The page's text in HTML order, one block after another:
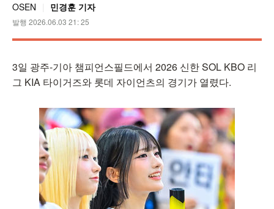
OSEN 민경훈 기자
발행 2026.06.03 21: 25
3일 광주-기아 챔피언스필드에서 2026 신한 SOL KBO 리
그 KIA 타이거즈와 롯데 자이언츠의 경기가 열렸다.